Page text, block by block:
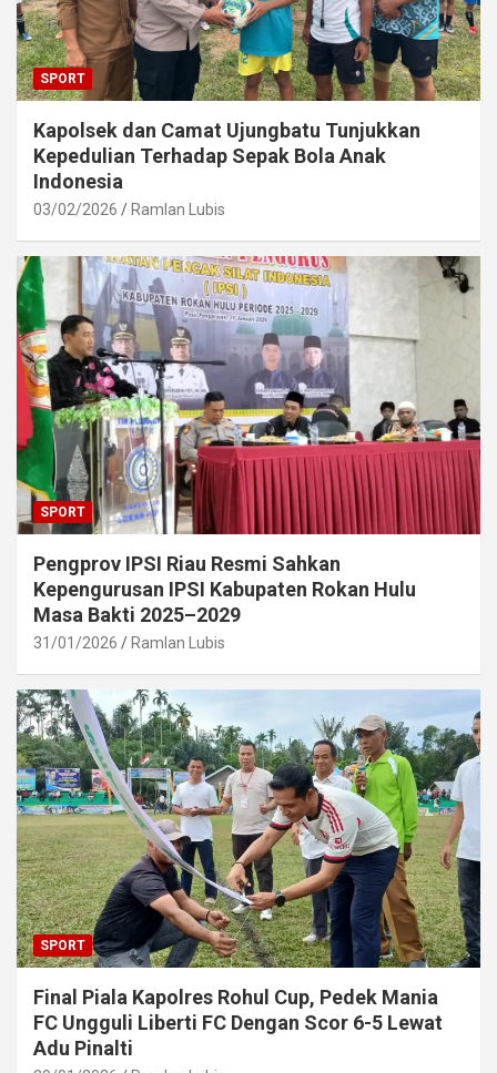
SPORT
Kapolsek dan Camat Ujungbatu Tunjukkan
Kepedulian Terhadap Sepak Bola Anak
Indonesia
03/02/2026 Ramlan Lubis
SPORT
Pengprov IPSI Riau Resmi Sahkan
Kepengurusan IPSI Kabupaten Rokan Hulu
Masa Bakti 2025–2029
31/01/2026 Ramlan Lubis
SPORT
Final Piala Kapolres Rohul Cup, Pedek Mania
FC Ungguli Liberti FC Dengan Scor 6-5 Lewat
Adu Pinalti